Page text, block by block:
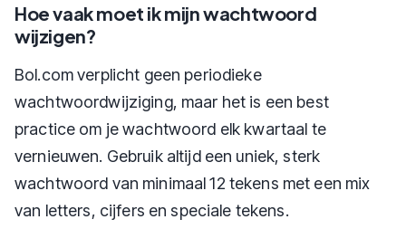
Hoe vaak moet ik mijn wachtwoord
wijzigen?
Bol.com verplicht geen periodieke
wachtwoordwijziging, maar het is een best
practice om je wachtwoord elk kwartaal te
vernieuwen. Gebruik altijd een uniek, sterk
wachtwoord van minimaal 12 tekens met een mix
van letters, cijfers en speciale tekens.